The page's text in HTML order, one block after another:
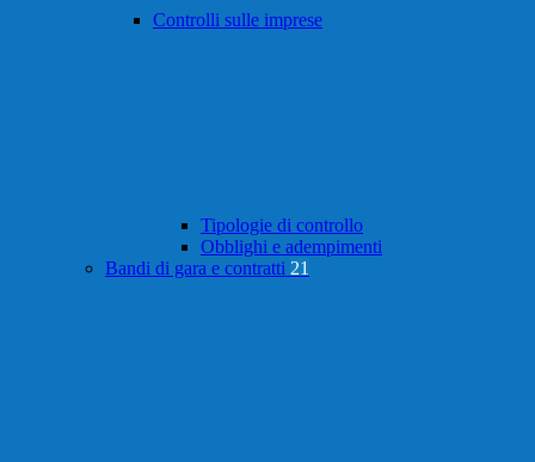
Controlli sulle imprese
Tipologie di controllo
Obblighi e adempimenti
Bandi di gara e contratti 21